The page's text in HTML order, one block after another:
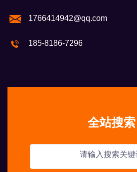
1766414942@qq.com
185-8186-7296
全站搜索